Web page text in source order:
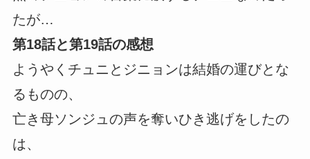
たが…
第18話と第19話の感想
ようやくチュニとジニョンは結婚の運びとな
るものの、
亡き母ソンジュの声を奪いひき逃げをしたの
は、